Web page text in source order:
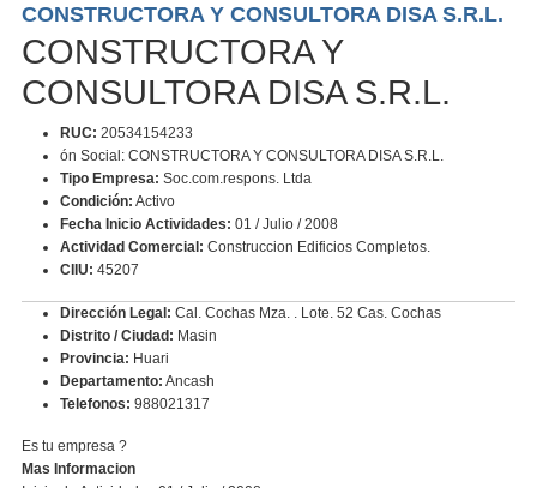
CONSTRUCTORA Y CONSULTORA DISA S.R.L.
CONSTRUCTORA Y
CONSULTORA DISA S.R.L.
RUC: 20534154233
ón Social: CONSTRUCTORA Y CONSULTORA DISA S.R.L.
Tipo Empresa: Soc.com.respons. Ltda
Condición: Activo
Fecha Inicio Actividades: 01 / Julio / 2008
Actividad Comercial: Construccion Edificios Completos.
CIIU: 45207
Dirección Legal: Cal. Cochas Mza. . Lote. 52 Cas. Cochas
Distrito / Ciudad: Masin
Provincia: Huari
Departamento: Ancash
Telefonos: 988021317
Es tu empresa ?
Mas Informacion